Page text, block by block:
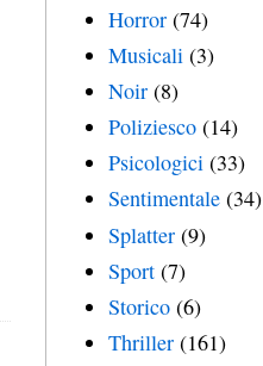
Horror (74)
Musicali (3)
Noir (8)
Poliziesco (14)
Psicologici (33)
Sentimentale (34)
Splatter (9)
Sport (7)
Storico (6)
Thriller (161)